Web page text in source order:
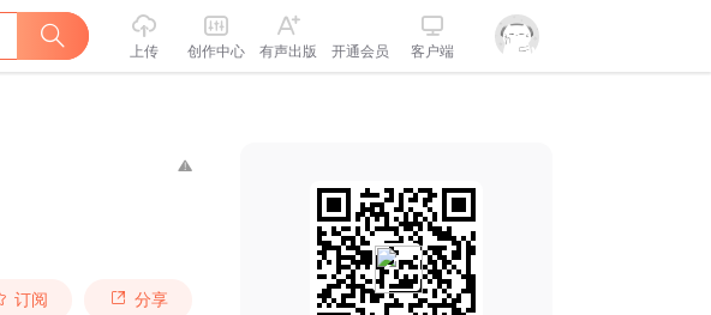
上传 创作中心 有声出版 开通会员 客户端
订阅 分享